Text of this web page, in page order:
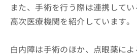
また、手術を行う際は連携して
高次医療機関を紹介しています。
白内障は手術のほか、点眼薬によ